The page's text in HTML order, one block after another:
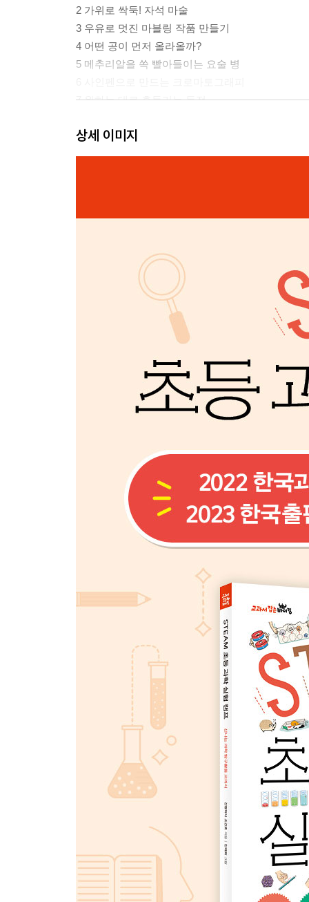
2 가위로 싹둑! 자석 마술
3 우유로 멋진 마블링 작품 만들기
4 어떤 공이 먼저 올라올까?
5 메추리알을 쏙 빨아들이는 요술 병
7 원하는 대로 흔들리는 동전
9 올라갔다 내려갔다 내 맘대로 잠수함
10 페트병으로 피리 불기
12 저절로 커지는 놀라운 풍선
13 물이 쏟아지지 않아요!
14 그대로 멈춰라! 액체 탑 쌓기
15 색종이가 스스로 일어나요
16 보면 볼수록 신기한 뫼비우스의 띠
18 보글보글! 춤추는 공기 방울
19 물이 거꾸로 오른다고요?
20 물속에서 위로 튀어 오르는 공 마술
내 손으로 뚝딱! 만드는 실험
21 내 손으로 만드는 홀로그램
22 더 오래, 더 멀리 나는 고리 비행기
23 물을 아무리 넣어도 넘치지 않는 컵?
24 나무젓가락 총을 만들어 보자!
27 돌리면 색깔이 달라지는 CD 팽이
28 대롱대롱 매달려 춤추는 자석 거미
29 초간단! 나무젓가락 투석기 만들기
30 빙글빙글 돌아가는 풍선 물레방아
4장 소리를 볼 수 있다고요?
보이지 않는 힘이 나타나는 실험
31 소리를 볼 수 있다고요?
32 춤추는 포일 구슬
33 초콜릿으로 무지개를 만들어요
34 고무줄을 쪼면서 내려오는 딱따구리
36 이쑤시개로 당근과 포크를 드는 비밀
37 실을 따라 흐르는 물
38 튼튼한 종이 기둥
39 사이다 속에서 춤추는 건포도
상세 이미지